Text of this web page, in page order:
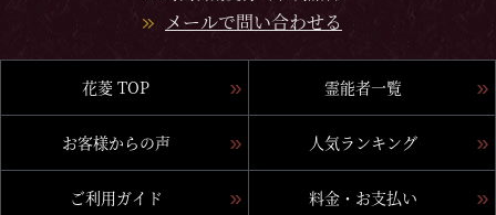
メールで問い合わせる
花菱 TOP 霊能者一覧
お客様からの声 人気ランキング
ご利用ガイド 料金・お支払い